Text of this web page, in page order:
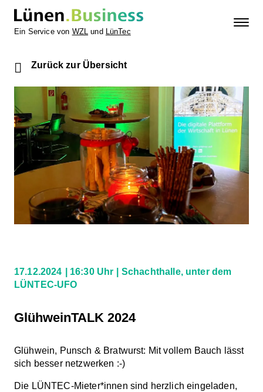
Ein Service von WZL und LünTec
Zurück zur Übersicht
17.12.2024 16:30 Uhr
Schachthalle, unter dem
LÜNTEC-UFO
GlühweinTALK 2024
Glühwein, Punsch & Bratwurst: Mit vollem Bauch lässt
sich besser netzwerken :-)
Die LÜNTEC-Mieter*innen sind herzlich eingeladen,